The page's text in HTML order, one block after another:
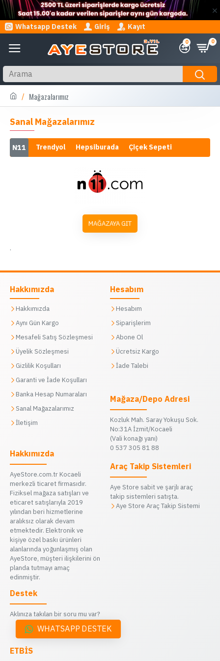
Whatsapp Destek Giriş Kayıt
0 0
Mağazalarımız
Sanal Mağazalarımız
N11 Trendyol Hepsiburada Çiçek Sepeti
MAĞAZAYA GIT
.
Hakkımızda
Hakkımızda
Aynı Gün Kargo
Mesafeli Satış Sözleşmesi
Üyelik Sözleşmesi
Gizlilik Koşulları
Garanti ve İade Koşulları
Banka Hesap Numaraları
Sanal Mağazalarımız
İletişim
Hakkımızda
AyeStore.com.tr Kocaeli
merkezli ticaret firmasıdır.
Fiziksel mağaza satışları ve
eticaret satışlarıyla 2019
yılından beri hizmetlerine
aralıksız olarak devam
etmektedir. Elektronik ve
kişiye özel baskı ürünleri
alanlarında yoğunlaşmış olan
AyeStore, müşteri ilişkilerini ön
planda tutmayı amaç
edinmiştir.
Hesabım
Hesabım
Siparişlerim
Abone Ol
Ücretsiz Kargo
İade Talebi
Mağaza/Depo Adresi
Kozluk Mah. Saray Yokuşu Sok.
No:31A İzmit/Kocaeli
(Vali konağı yanı)
0 537 305 81 88
Araç Takip Sistemleri
Aye Store sabit ve şarjlı araç
takip sistemleri satışta.
Aye Store Araç Takip Sistemi
Destek
Aklınıza takılan bir soru mu var?
WHATSAPP DESTEK
ETBİS